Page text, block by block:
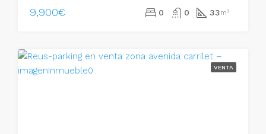
9,900€ 0 0 33m²
VENTA